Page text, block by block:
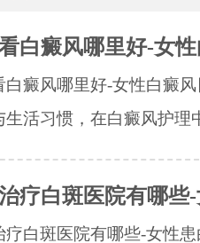
白癜风哪里好-女
白癜风哪里好-女性白癜
生活习惯，在白癜风护理
疗白斑医院有哪些
疗白斑医院有哪些-女性